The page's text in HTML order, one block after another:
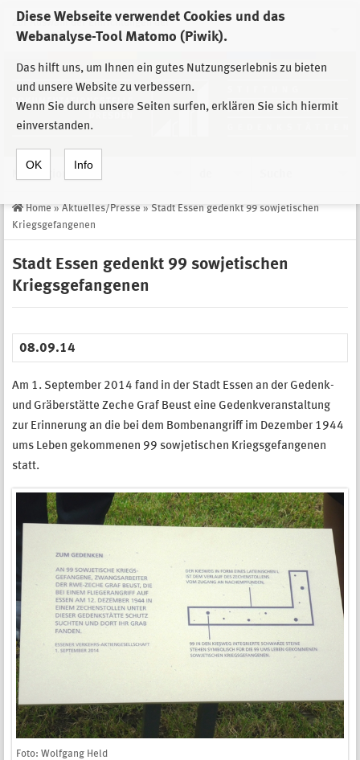
Diese Webseite verwendet Cookies und das
Webanalyse-Tool Matomo (Piwik).
Das hilft uns, um Ihnen ein gutes Nutzungserlebnis zu bieten
und unsere Website zu verbessern.
Wenn Sie durch unsere Seiten surfen, erklären Sie sich hiermit
einverstanden.
OK Info
Zur Auswahl der Einrichtungen der
Stiftung Sächsische Gedenkstätten
Home » Aktuelles/Presse » Stadt Essen gedenkt 99 sowjetischen
Kriegsgefangenen
Stadt Essen gedenkt 99 sowjetischen
Kriegsgefangenen
08.09.14
Am 1. September 2014 fand in der Stadt Essen an der Gedenk-
und Gräberstätte Zeche Graf Beust eine Gedenkveranstaltung
zur Erinnerung an die bei dem Bombenangriff im Dezember 1944
ums Leben gekommenen 99 sowjetischen Kriegsgefangenen
statt.
Foto: Wolfgang Held